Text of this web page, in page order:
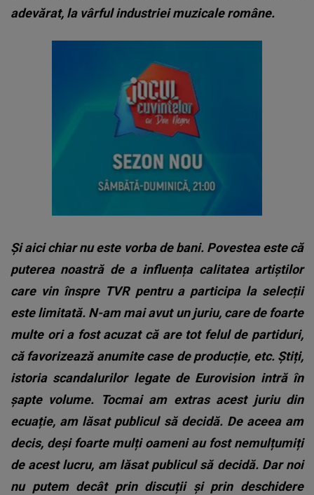
adevărat, la vârful industriei muzicale române.
Și aici chiar nu este vorba de bani. Povestea este că
puterea noastră de a influența calitatea artiștilor
care vin înspre TVR pentru a participa la selecții
este limitată. N-am mai avut un juriu, care de foarte
multe ori a fost acuzat că are tot felul de partiduri,
că favorizează anumite case de producție, etc. Știți,
istoria scandalurilor legate de Eurovision intră în
șapte volume. Tocmai am extras acest juriu din
ecuație, am lăsat publicul să decidă. De aceea am
decis, deși foarte mulți oameni au fost nemulțumiți
de acest lucru, am lăsat publicul să decidă. Dar noi
nu putem decât prin discuții și prin deschidere